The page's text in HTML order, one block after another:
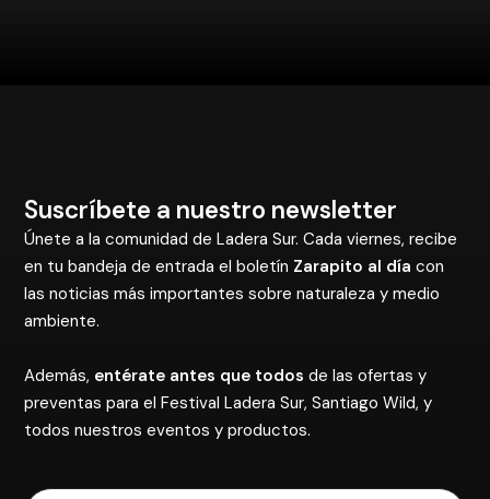
Suscríbete a nuestro newsletter
Únete a la comunidad de Ladera Sur. Cada viernes, recibe
en tu bandeja de entrada el boletín Zarapito al día con
las noticias más importantes sobre naturaleza y medio
ambiente.
Además, entérate antes que todos de las ofertas y
preventas para el Festival Ladera Sur, Santiago Wild, y
todos nuestros eventos y productos.